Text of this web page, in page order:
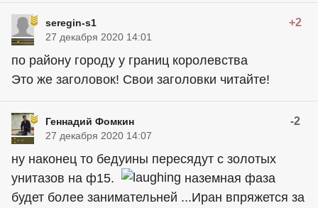
seregin-s1 +2
27 декабря 2020 14:01
по району городу у границ королевства
Это же заголовок! Свои заголовки читайте!
Геннадий Фомкин -2
27 декабря 2020 14:07
ну наконец то бедуины пересядут с золотых
унитазов на ф15.
наземная фаза
будет более занимательней ...Иран впряжется за